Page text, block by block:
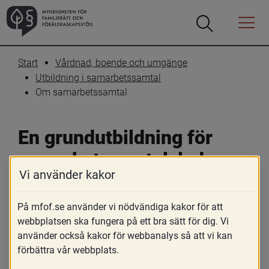
Öppna
Öppna
Menyn
Start
Vårdnad, boende och umgänge
Utbildning i samarbetssamtal
Om samarbetssamtal
En grundutbildning för
samarbetssamtalsledare
MFoFs utbildning om samarbetssamtal
är en digital och kostnadsfri utbildning
som riktar sig till yrkesverksamma som i
Vi använder kakor
På mfof.se använder vi nödvändiga kakor för att
webbplatsen ska fungera på ett bra sätt för dig. Vi
använder också kakor för webbanalys så att vi kan
förbättra vår webbplats.